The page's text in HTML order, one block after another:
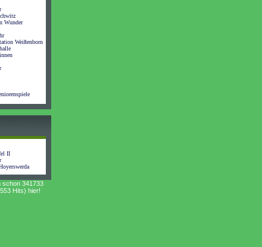
Wunder
Weißenborn
II
schon 341733
Hits) hier!